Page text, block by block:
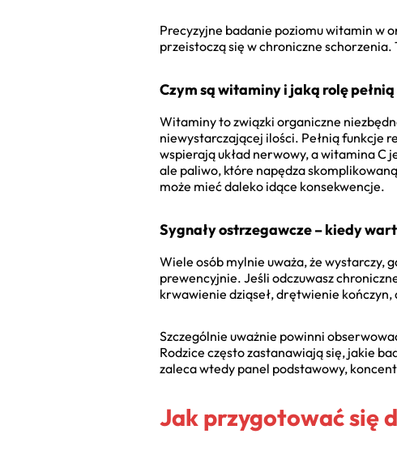
Precyzyjne badanie poziomu witamin w
przeistoczą się w chroniczne
Czym są witaminy i jaką rolę
Witaminy to związki organiczne
niewystarczającej ilości. Pełnią funkcje
wspierają układ nerwowy, a witamina C
ale paliwo, które napędza
może mieć daleko idące konsekwencje.
Sygnały ostrzegawcze – kiedy
Wiele osób mylnie uważa, że wystarczy,
prewencyjnie. Jeśli odczuwasz
krwawienie dziąseł, drętwienie kończyn,
Szczególnie uważnie powinni
Rodzice często zastanawiają się, jakie
zaleca wtedy panel podstawowy,
Jak przygotować się